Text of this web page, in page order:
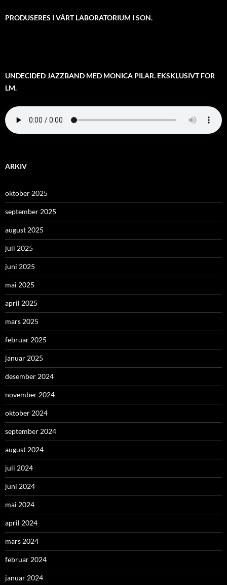
PRODUSERES I VÅRT LABORATORIUM I SON.
UNDECIDED JAZZBAND MED MONICA PILAR. EKSKLUSIVT FOR
LM.
ARKIV
oktober 2025
september 2025
august 2025
juli 2025
juni 2025
mai 2025
april 2025
mars 2025
februar 2025
januar 2025
desember 2024
november 2024
oktober 2024
september 2024
august 2024
juli 2024
juni 2024
mai 2024
april 2024
mars 2024
februar 2024
januar 2024